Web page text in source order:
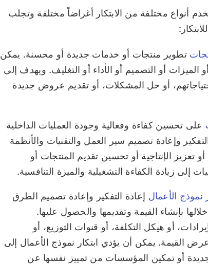
أنواع مختلفة من الابتكار أغراضاً مختلفة وتجلب
تطوير منتجات أو خدمات جديدة أو محسنة. يمكن
أو التصميم أو الأداء أو التغليف. ويهدف إلى
أو حل المشكلات، أو تقديم عروض جديدة
على تحسين كفاءة وفعالية وجودة العمليات الداخلية
وإعادة تصميم سير العمل والتقنيات والأنظمة
تعزيز الإنتاجية أو تحسين تقديم المنتجات أو
إلى زيادة الكفاءة التشغيلية والميزة التنافسية.
نموذج الأعمال إعادة التفكير وإعادة تصميم الطرق
بإنشاء القيمة وتقديمها والحصول عليها.
أو هيكل التكلفة، أو قنوات التوزيع، أو
القيمة. يمكن أن يؤدي ابتكار نموذج الأعمال إلى
أو تمكين المؤسسات من تمييز نفسها عن